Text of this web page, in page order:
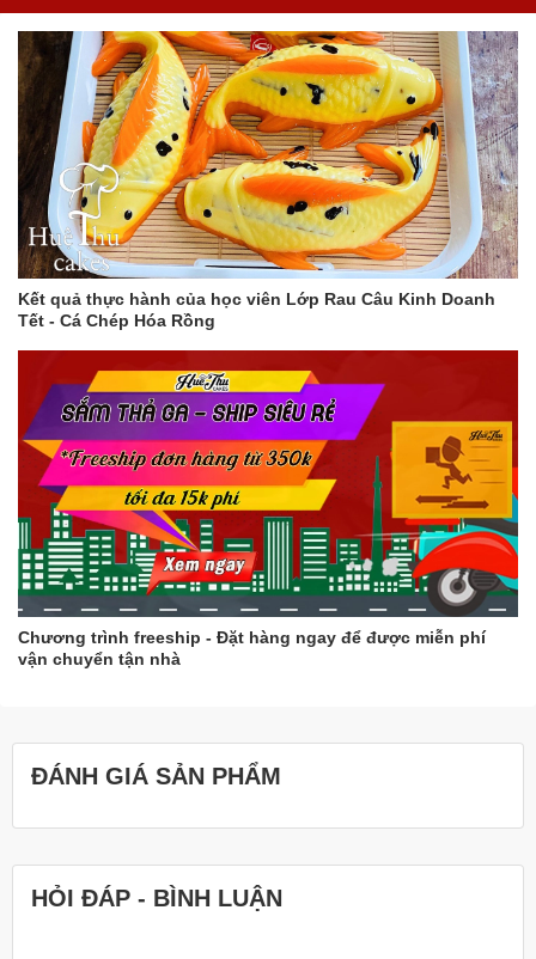
Kết quả thực hành của học viên Lớp Rau Câu Kinh Doanh
Tết - Cá Chép Hóa Rồng
Chương trình freeship - Đặt hàng ngay để được miễn phí
vận chuyển tận nhà
ĐÁNH GIÁ SẢN PHẨM
HỎI ĐÁP - BÌNH LUẬN